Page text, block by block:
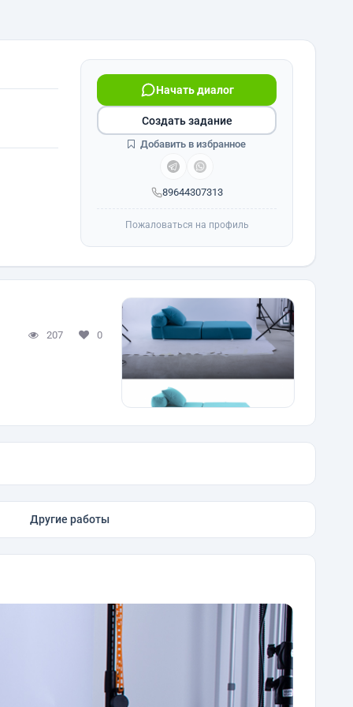
89644307313
Начать диалог
Создать задание
Добавить в избранное
Пожаловаться на профиль
207 0
Другие работы